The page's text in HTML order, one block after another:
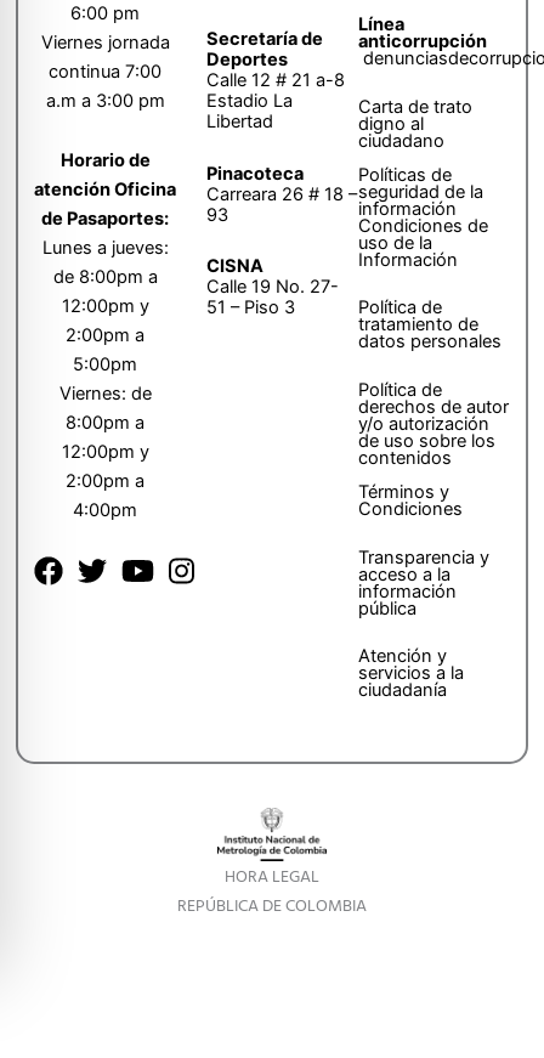
6:00 pm
Viernes jornada
continua 7:00
a.m a 3:00 pm
Horario de
atención Oficina
de Pasaportes:
Lunes a jueves:
de 8:00pm a
12:00pm y
2:00pm a
5:00pm
Viernes: de
8:00pm a
12:00pm y
2:00pm a
4:00pm
Secretaría de
Deportes
Calle 12 # 21 a-8
Estadio La
Libertad
Pinacoteca
Carreara 26 # 18 –
93
CISNA
Calle 19 No. 27-
51 – Piso 3
Línea
anticorrupción
Carta de trato
digno al
ciudadano
Políticas de
seguridad de la
información
Condiciones de
uso de la
Información
Política de
tratamiento de
datos personales
Política de
derechos de autor
y/o autorización
de uso sobre los
contenidos
Términos y
Condiciones
Transparencia y
acceso a la
información
pública
Atención y
servicios a la
ciudadanía
HORA LEGAL
REPÚBLICA DE COLOMBIA